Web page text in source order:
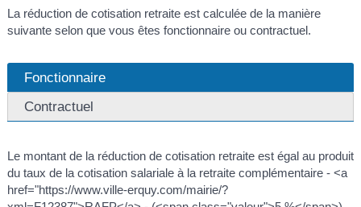
La réduction de cotisation retraite est calculée de la manière
suivante selon que vous êtes fonctionnaire ou contractuel.
Fonctionnaire
Contractuel
Le montant de la réduction de cotisation retraite est égal au produit
du taux de la cotisation salariale à la retraite complémentaire - <a
href="https://www.ville-erquy.com/mairie/?